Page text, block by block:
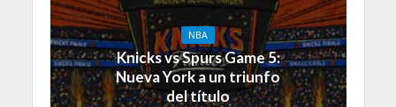
NBA
Knicks vs Spurs Game 5:
Nueva York a un triunfo
del título